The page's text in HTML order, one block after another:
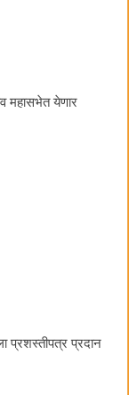
महासभेत येणार
प्रशस्तीपत्र प्रदान